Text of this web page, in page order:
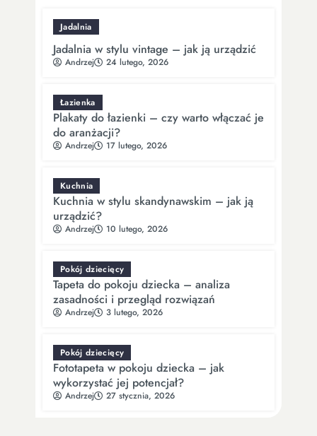
Jadalnia
Jadalnia w stylu vintage – jak ją urządzić
Andrzej 24 lutego, 2026
Łazienka
Plakaty do łazienki – czy warto włączać je
do aranżacji?
Andrzej 17 lutego, 2026
Kuchnia
Kuchnia w stylu skandynawskim – jak ją
urządzić?
Andrzej 10 lutego, 2026
Pokój dziecięcy
Tapeta do pokoju dziecka – analiza
zasadności i przegląd rozwiązań
Andrzej 3 lutego, 2026
Pokój dziecięcy
Fototapeta w pokoju dziecka – jak
wykorzystać jej potencjał?
Andrzej 27 stycznia, 2026